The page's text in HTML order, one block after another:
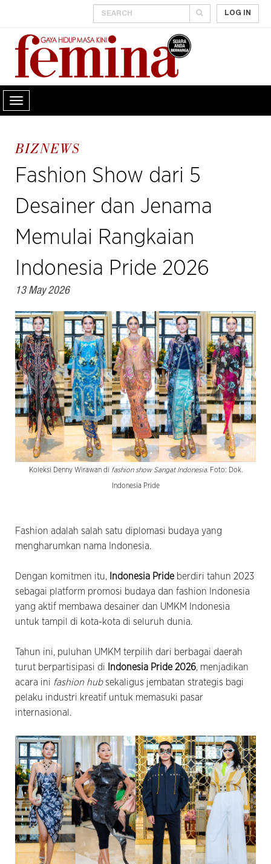
LOG IN
BIZNEWS
Fashion Show dari 5
Desainer dan Jenama
Memulai Rangkaian
Indonesia Pride 2026
13 May 2026
Koleksi Denny Wirawan di fashion show Sangat Indonesia. Foto: Dok.
Indonesia Pride
Fashion adalah salah satu diplomasi budaya yang
mengharumkan nama Indonesia.
Dengan komitmen itu, Indonesia Pride berdiri tahun 2023
sebagai platform promosi budaya dan fashion Indonesia
yang aktif membawa desainer dan UMKM Indonesia
untuk tampil di kota-kota di seluruh dunia.
Tahun ini, puluhan UMKM terpilih dari berbagai daerah
turut berpartisipasi di
Indonesia Pride 2026, menjadikan
acara ini fashion hubsekaligus jembatan strategis bagi
pelaku industri kreatif untuk memasuki pasar
internasional.